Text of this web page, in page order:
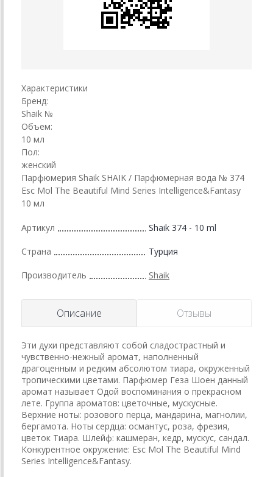
Характеристики
Бренд:
Shaik №
Объем:
10 мл
Пол:
женский
Парфюмерия Shaik SHAIK / Парфюмерная вода № 374
Esc Mol The Beautiful Mind Series Intelligence&Fantasy
10 мл
Артикул Shaik 374 - 10 ml
Страна Турция
Производитель Shaik
Описание Отзывы
Эти духи представляют собой сладострастный и
чувственно-нежный аромат, наполненный
драгоценным и редким абсолютом тиара, окруженный
тропическими цветами. Парфюмер Геза Шоен данный
аромат называет Одой воспоминания о прекрасном
лете. Группа ароматов: цветочные, мускусные.
Верхние ноты: розового перца, мандарина, магнолии,
бергамота. Ноты сердца: османтус, роза, фрезия,
цветок Тиара. Шлейф: кашмеран, кедр, мускус, сандал.
Конкурентное окружение: Esc Mol The Beautiful Mind
Series Intelligence&Fantasy.